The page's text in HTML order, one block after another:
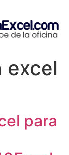
excel
para